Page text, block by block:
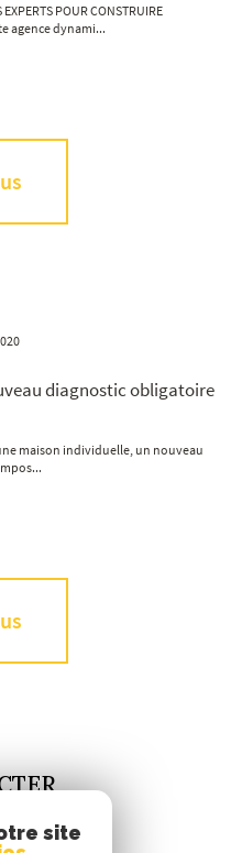
POUR CONSTRUIRE
agence dynami...
diagnostic obligatoire
maison individuelle, un nouveau
site